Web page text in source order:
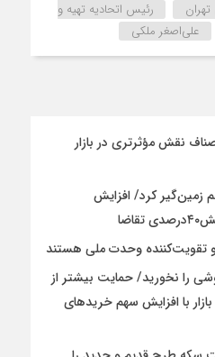
رئیس اتحادیه تهیه و
علی‌اصغر ملکی
نقش مؤثرتری در بازار
زمین‌گیر کرد/ افزایش
تقویت‌کننده وحدت ملی هستند
را نخورید/ حمایت بیشتر از
با افزایش سهم خریدهای